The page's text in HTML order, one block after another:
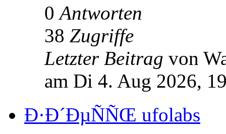
0Antworten
38 Zugriffe
Letzter Beitrag von
am Di 4. Aug 2026,
Ð·Ð´ÐµÑÑŒ ufolabs